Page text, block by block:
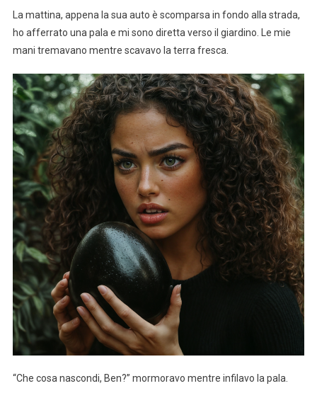
La mattina, appena la sua auto è scomparsa in fondo alla strada,
ho afferrato una pala e mi sono diretta verso il giardino. Le mie
mani tremavano mentre scavavo la terra fresca.
“Che cosa nascondi, Ben?” mormoravo mentre infilavo la pala.